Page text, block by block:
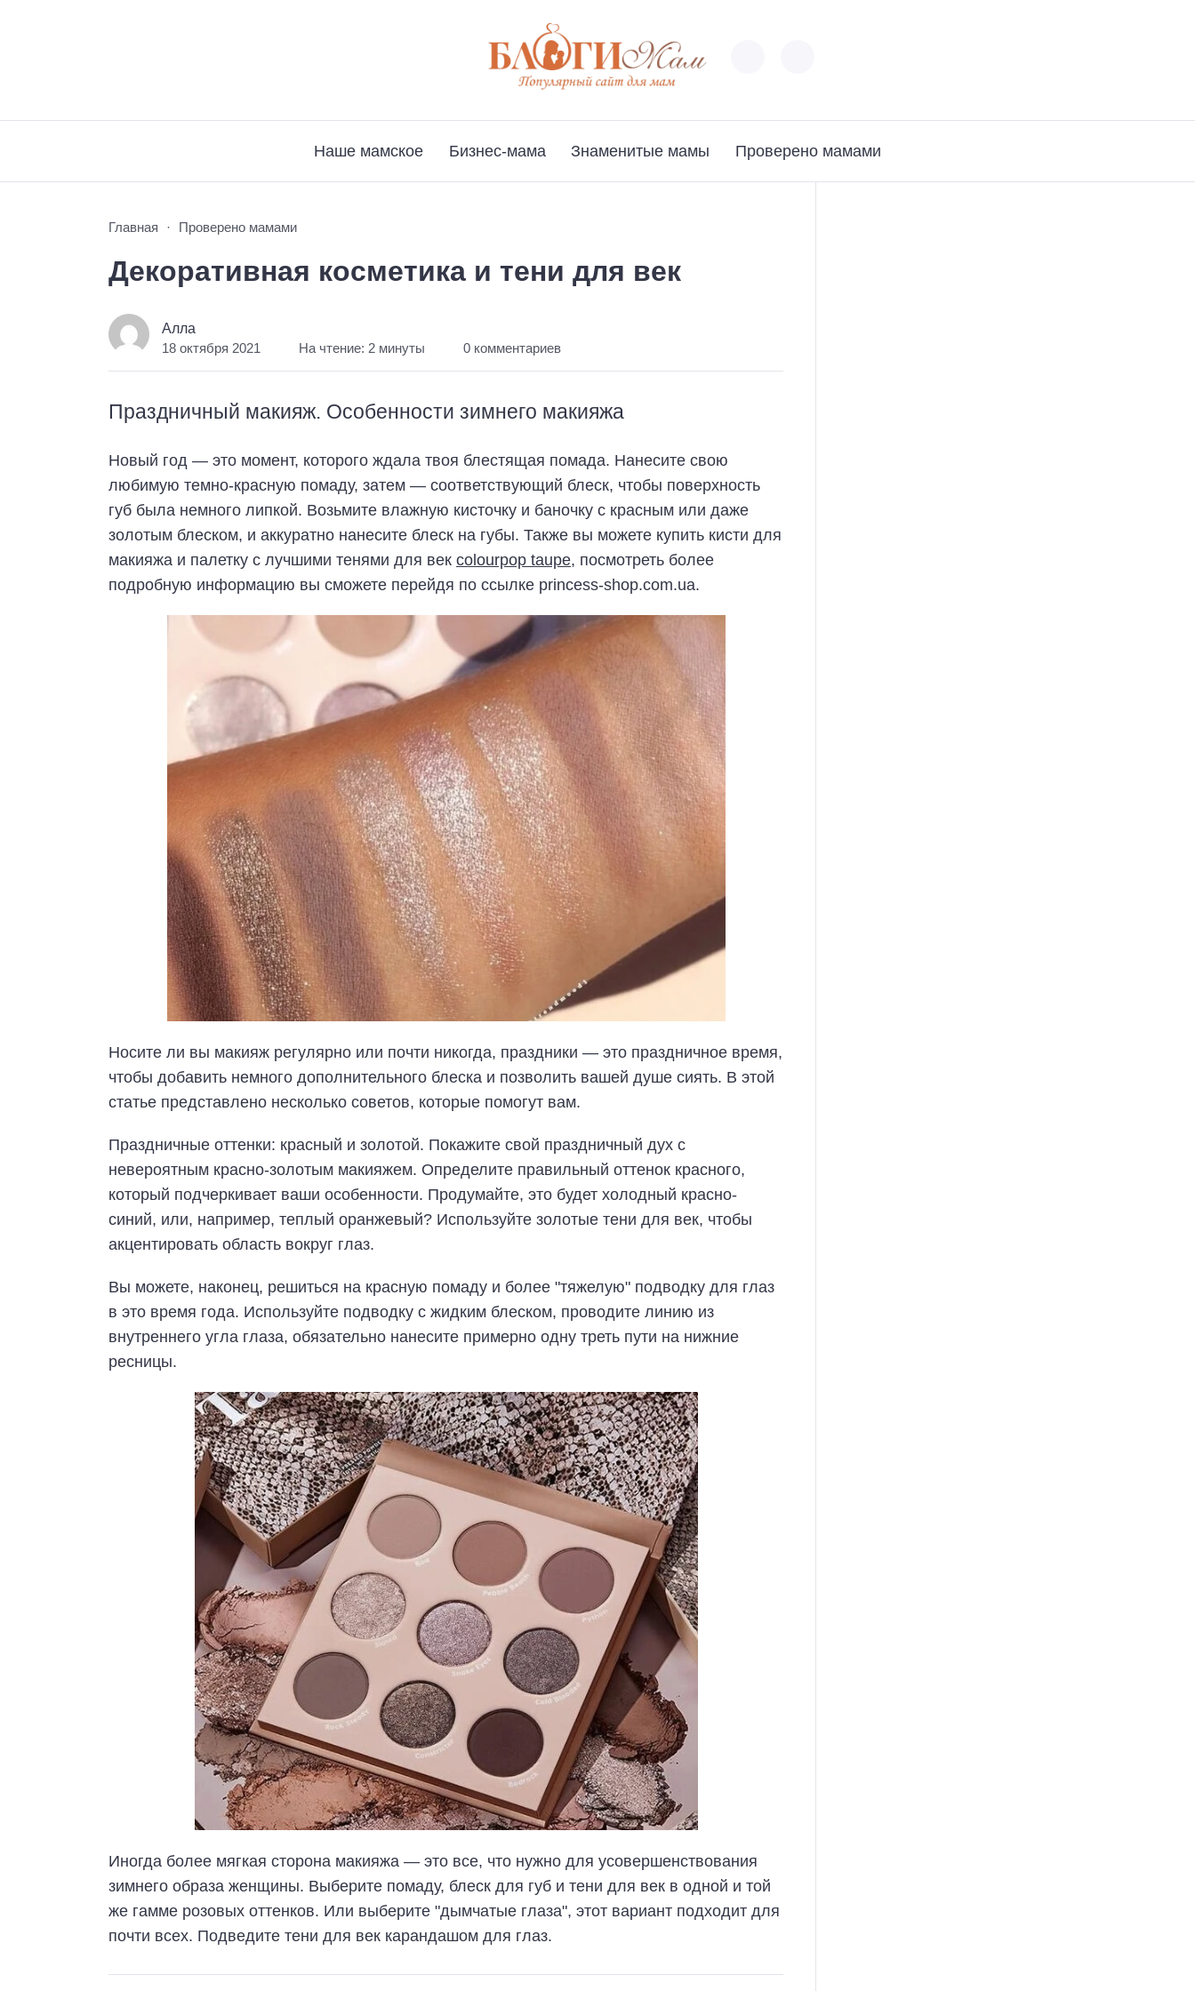
Наше мамское Бизнес-мама Знаменитые мамы Проверено мамами
Главная Проверено мамами
Декоративная косметика и тени для век
Алла
18 октября 2021 На чтение: 2 минуты 0 комментариев
Праздничный макияж. Особенности зимнего макияжа
Новый год — это момент, которого ждала твоя блестящая помада. Нанесите свою
любимую темно-красную помаду, затем — соответствующий блеск, чтобы поверхность
губ была немного липкой. Возьмите влажную кисточку и баночку с красным или даже
золотым блеском, и аккуратно нанесите блеск на губы. Также вы можете купить кисти для
макияжа и палетку с лучшими тенями для век colourpop taupe, посмотреть более
подробную информацию вы сможете перейдя по ссылке princess-shop.com.ua.
Носите ли вы макияж регулярно или почти никогда, праздники — это праздничное время,
чтобы добавить немного дополнительного блеска и позволить вашей душе сиять. В этой
статье представлено несколько советов, которые помогут вам.
Праздничные оттенки: красный и золотой. Покажите свой праздничный дух с
невероятным красно-золотым макияжем. Определите правильный оттенок красного,
который подчеркивает ваши особенности. Продумайте, это будет холодный красно-
синий, или, например, теплый оранжевый? Используйте золотые тени для век, чтобы
акцентировать область вокруг глаз.
Вы можете, наконец, решиться на красную помаду и более "тяжелую" подводку для глаз
в это время года. Используйте подводку с жидким блеском, проводите линию из
внутреннего угла глаза, обязательно нанесите примерно одну треть пути на нижние
ресницы.
Иногда более мягкая сторона макияжа — это все, что нужно для усовершенствования
зимнего образа женщины. Выберите помаду, блеск для губ и тени для век в одной и той
же гамме розовых оттенков. Или выберите "дымчатые глаза", этот вариант подходит для
почти всех. Подведите тени для век карандашом для глаз.